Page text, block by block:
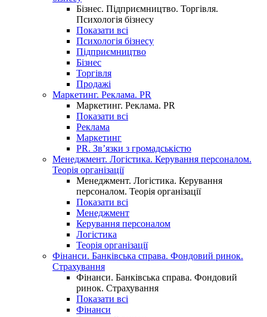
Бізнес. Підприємництво. Торгівля.
Психологія бізнесу
Показати всі
Психологія бізнесу
Підприємництво
Бізнес
Торгівля
Продажі
Маркетинг. Реклама. PR
Маркетинг. Реклама. PR
Показати всі
Реклама
Маркетинг
PR. Зв’язки з громадськістю
Менеджмент. Логістика. Керування персоналом.
Теорія організації
Менеджмент. Логістика. Керування
персоналом. Теорія організації
Показати всі
Менеджмент
Керування персоналом
Логістика
Теорія організації
Фінанси. Банківська справа. Фондовий ринок.
Страхування
Фінанси. Банківська справа. Фондовий
ринок. Страхування
Показати всі
Фінанси